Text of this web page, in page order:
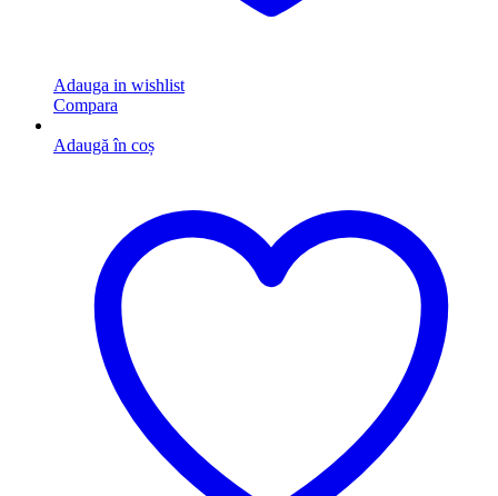
Adauga in wishlist
Compara
Adaugă în coș